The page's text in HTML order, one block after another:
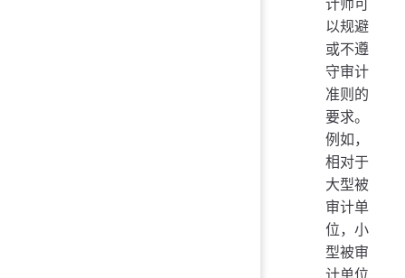
计师可
以规避
或不遵
守审计
准则的
要求。
例如，
相对于
大型被
审计单
位，小
型被审